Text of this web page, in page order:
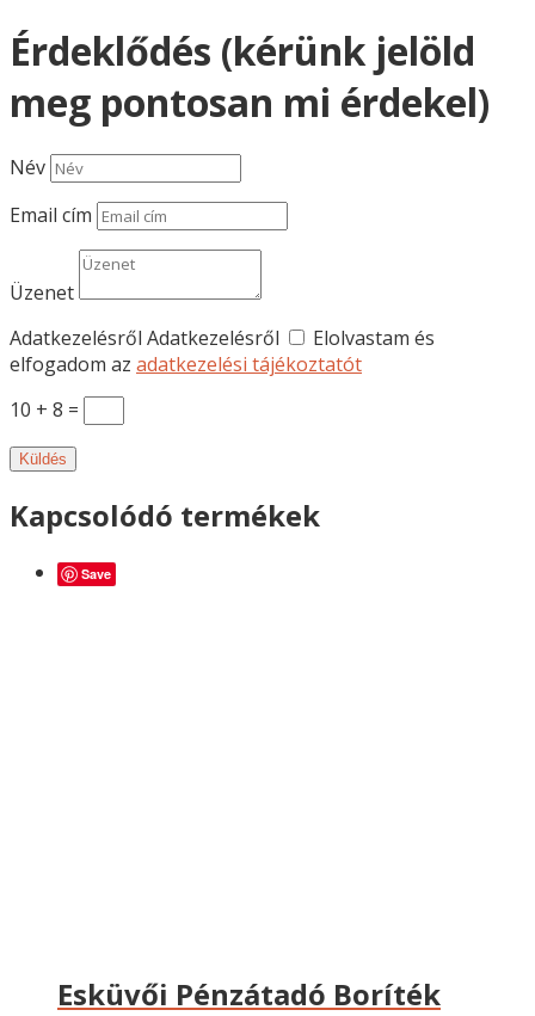
Érdeklődés (kérünk jelöld
meg pontosan mi érdekel)
Név
Email cím
Üzenet
Adatkezelésről Adatkezelésről
Elolvastam és
elfogadom az adatkezelési tájékoztatót
10 + 8 =
Küldés
Kapcsolódó termékek
Save
Esküvői Pénzátadó Boríték